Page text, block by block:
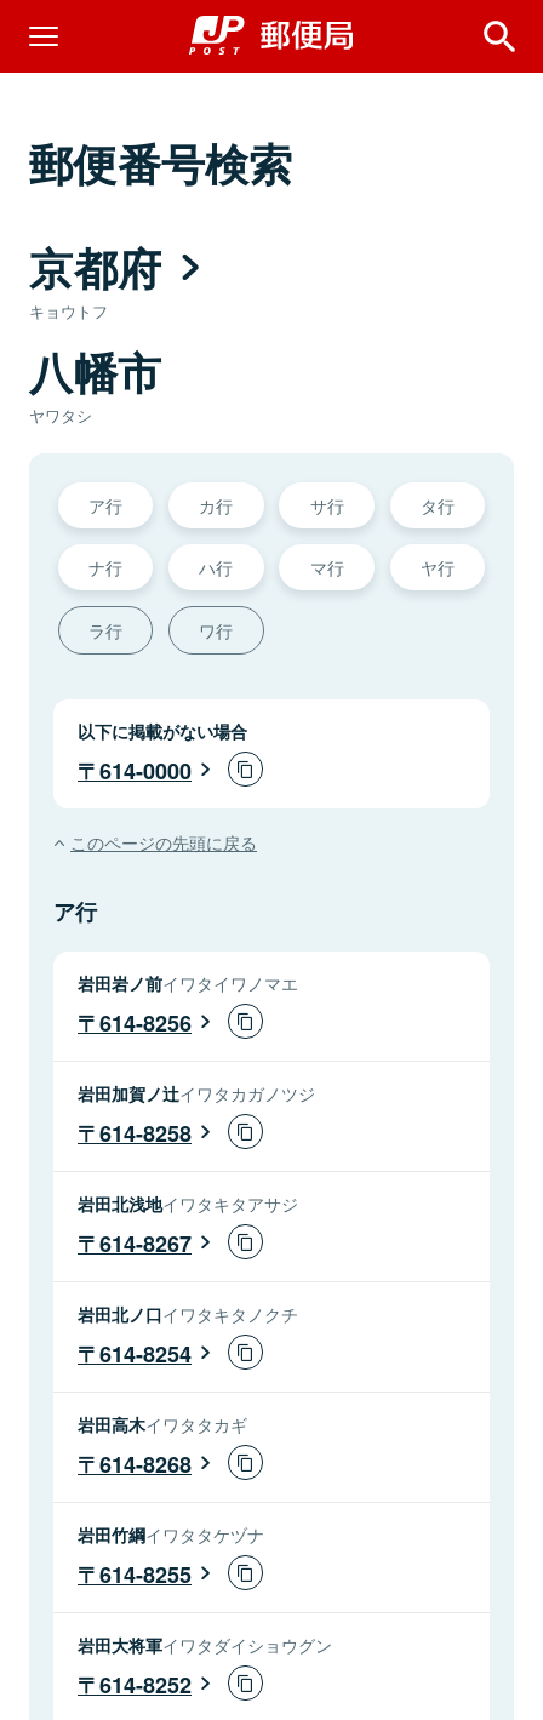
郵便番号検索
京都府
キョウトフ
八幡市
ヤワタシ
ア行 カ行 サ行 タ行
ナ行 ハ行 マ行 ヤ行
ラ行 ワ行
以下に掲載がない場合
614-0000
このページの先頭に戻る
ア行
岩田岩ノ前イワタイワノマエ
614-8256
岩田加賀ノ辻イワタカガノツジ
614-8258
岩田北浅地イワタキタアサジ
614-8267
岩田北ノ口イワタキタノクチ
614-8254
岩田高木イワタタカギ
614-8268
岩田竹綱イワタタケヅナ
614-8255
岩田大将軍イワタダイショウグン
614-8252